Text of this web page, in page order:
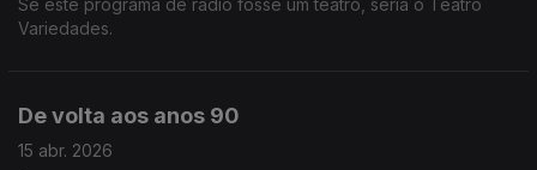
Se este programa de rádio fosse um teatro, seria o Teatro
Variedades.
De volta aos anos 90
15 abr. 2026